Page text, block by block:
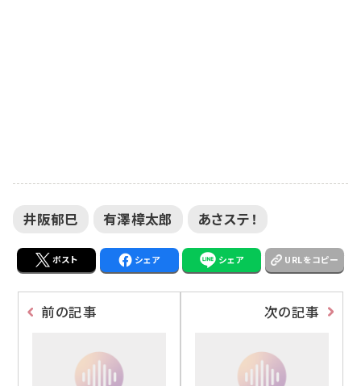
井阪郁巳 有澤樟太郎 あさステ！
ポスト シェア シェア URLをコピー
前の記事 次の記事